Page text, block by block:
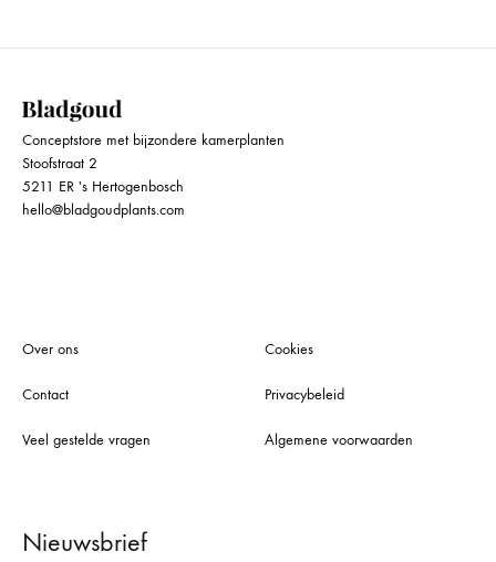
Conceptstore met bijzondere kamerplanten
Stoofstraat 2
5211 ER 's Hertogenbosch
hello@bladgoudplants.com
Over ons
Contact
Veel gestelde vragen
Cookies
Privacybeleid
Algemene voorwaarden
Nieuwsbrief